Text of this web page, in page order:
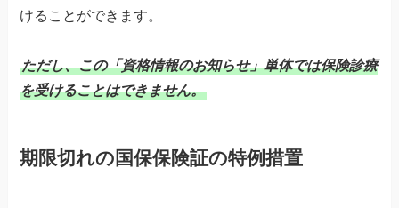
けることができます。
ただし、この「資格情報のお知らせ」単体では保険診療
を受けることはできません。
期限切れの国保保険証の特例措置